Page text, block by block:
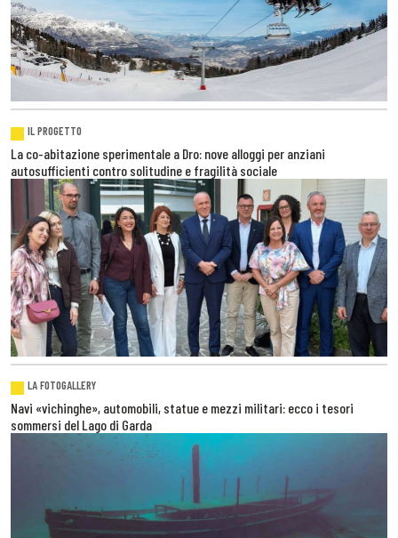
IL PROGETTO
La co-abitazione sperimentale a Dro: nove alloggi per anziani
autosufficienti contro solitudine e fragilità sociale
LA FOTOGALLERY
Navi «vichinghe», automobili, statue e mezzi militari: ecco i tesori
sommersi del Lago di Garda